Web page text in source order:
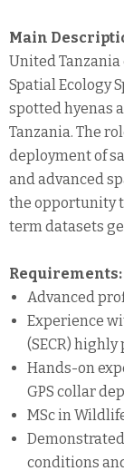
Main
United Tanzania
Spatial Ecology
spotted hyenas
Tanzania. The
deployment of
and advanced
the opportunity
term datasets
Requirements:
Advanced
Experience
(SECR)
Hands-on
GPS collar
MSc in
conditions